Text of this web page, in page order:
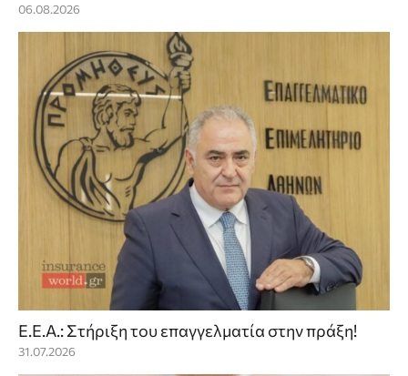
06.08.2026
Ε.Ε.Α.: Στήριξη του επαγγελματία στην πράξη!
31.07.2026